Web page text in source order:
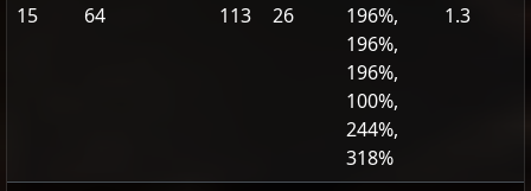
15 64 113 26
196%,
196%,
196%,
100%,
244%,
318%
1.3